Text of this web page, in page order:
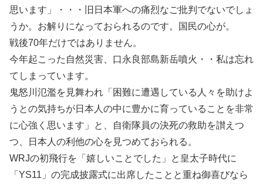
思います」・・・旧日本軍への痛烈なご批判でないでしょ
うか。お解りになっておられるのです。国民の心が。
戦後70年だけではありません。
今年起こった自然災害、口永良部島新岳噴火・・私は忘れ
てしまっています。
鬼怒川氾濫を見舞われ「困難に遭遇している人々を助けよ
うとの気持ちが日本人の中に豊かに育っていることを非常
に心強く思います」と、自衛隊員の決死の救助を讃えつ
つ、日本人の利他の心を見つめておられる。
WRJの初飛行を「嬉しいことでした」と皇太子時代に
「YS11」の完成披露式に出席したことと重ね御喜びなら